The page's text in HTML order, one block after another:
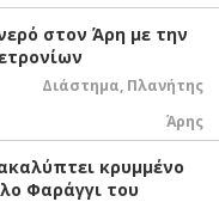
στον Άρη με την
Διάστημα, Πλανήτης
Άρης
κρυμμένο
Φαράγγι του